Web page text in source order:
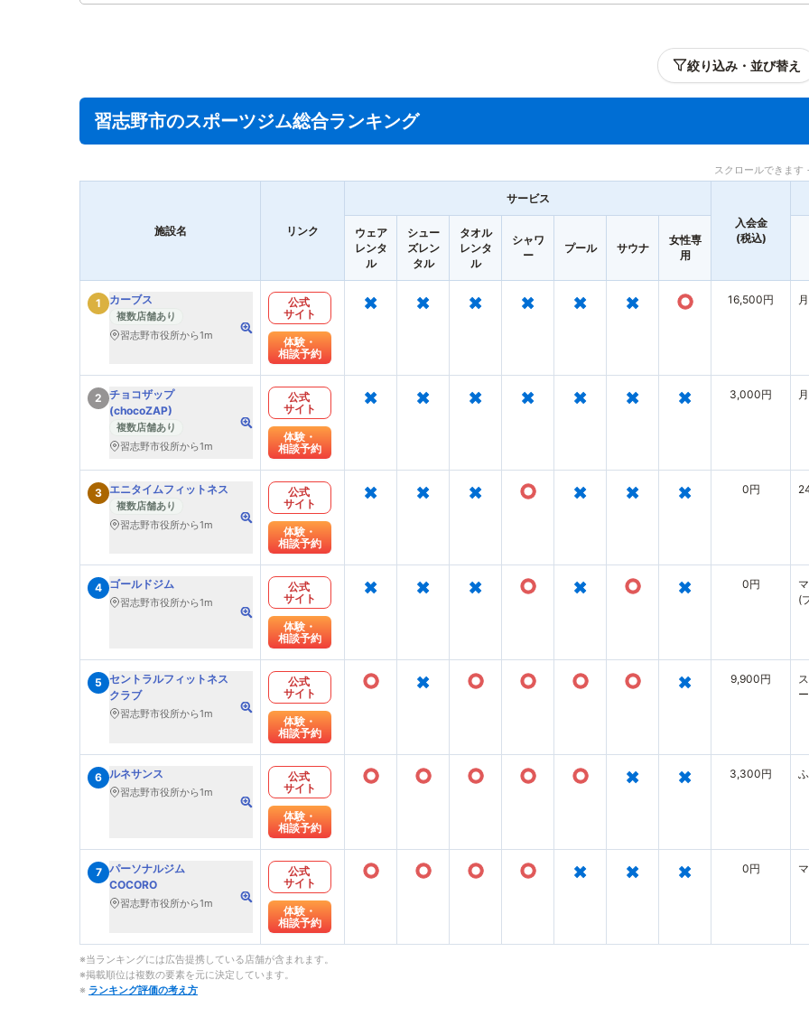
絞り込み・並び替え
習志野市のスポーツジム総合ランキング
スクロールできます
施設名 リンク
サービス
入会金
(税込)
ウェア
レンタ
ル
シュー
ズレン
タル
タオル
レンタ
ル
シャワ
ー
プール サウナ
女性専
用
1 カーブス
複数店舗あり
習志野市役所から1m
公式
サイト
体験・
相談予約
× × × × × × ○ 16,500円
2 チョコザップ
(chocoZAP)
複数店舗あり
習志野市役所から1m
公式
サイト
体験・
相談予約
× × × × × × × 3,000円
3 エニタイムフィットネス
複数店舗あり
習志野市役所から1m
公式
サイト
体験・
相談予約
× × × ○ × × × 0円
4 ゴールドジム
習志野市役所から1m
公式
サイト
体験・
相談予約
× × × ○ × ○ × 0円
(
5 セントラルフィットネス
クラブ
習志野市役所から1m
公式
サイト
体験・
相談予約
○ × ○ ○ ○ ○ × 9,900円
ー
6 ルネサンス
習志野市役所から1m
公式
サイト
体験・
相談予約
○ ○ ○ ○ ○ × × 3,300円
7 パーソナルジム
COCORO
習志野市役所から1m
公式
サイト
体験・
相談予約
○ ○ ○ ○ × × × 0円
※当ランキングには広告提携している店舗が含まれます。
※掲載順位は複数の要素を元に決定しています。
※ ランキング評価の考え方